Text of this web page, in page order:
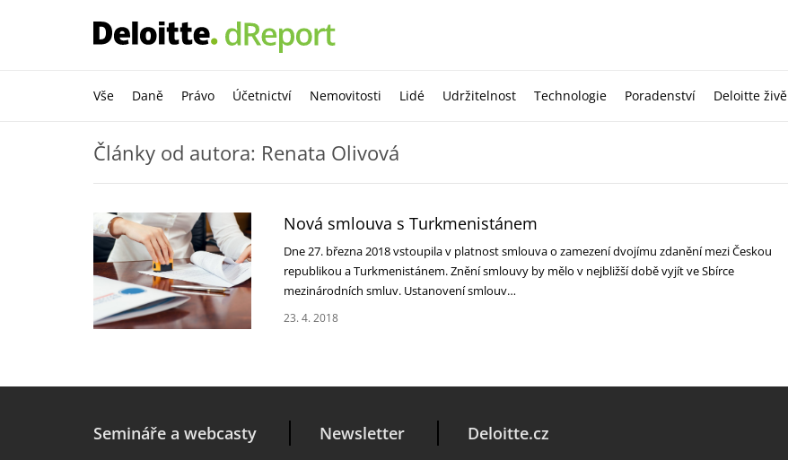
Vše Daně Právo Účetnictví Nemovitosti Lidé Udržitelnost Technologie Poradenství Deloitte živě
Články od autora: Renata Olivová
Nová smlouva s Turkmenistánem
Dne 27. března 2018 vstoupila v platnost smlouva o zamezení dvojímu zdanění mezi Českou
republikou a Turkmenistánem. Znění smlouvy by mělo v nejbližší době vyjít ve Sbírce
mezinárodních smluv. Ustanovení smlouv…
23. 4. 2018
Semináře a webcasty Newsletter Deloitte.cz